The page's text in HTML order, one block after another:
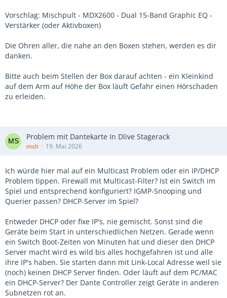
Vorschlag: Mischpult - MDX2600 - Dual 15-Band Graphic EQ -
Verstärker (oder Aktivboxen)
Die Ohren aller, die nahe an den Boxen stehen, werden es dir
danken.
Bitte auch beim Stellen der Box darauf achten - ein Kleinkind
auf dem Arm auf Höhe der Box läuft Gefahr einen Hörschaden
zu erleiden.
Problem mit Dantekarte In Dlive Stagerack
mslr 19. Mai 2026
Ich würde hier mal auf ein Multicast Problem oder ein IP/DHCP
Problem tippen. Firewall mit Multicast-Filter? Ist ein Switch im
Spiel und entsprechend konfiguriert? IGMP-Snooping und
Querier passen? DHCP-Server im Spiel?
Entweder DHCP oder fixe IP's, nie gemischt. Sonst sind die
Geräte beim Start in unterschiedlichen Netzen. Gerade wenn
ein Switch Boot-Zeiten von Minuten hat und dieser den DHCP
Server macht wird es wild bis alles hochgefahren ist und alle
ihre IP's haben. Sie starten dann mit Link-Local Adresse weil sie
(noch) keinen DHCP Server finden. Oder läuft auf dem PC/MAC
ein DHCP-Server? Der Dante Controller zeigt Geräte in anderen
Subnetzen rot an.